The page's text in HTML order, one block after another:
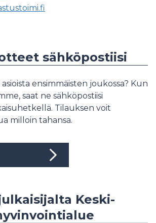
sähköpostiisi
ensimmäisten joukossa? Kun
saat ne sähköpostiisi
Tilauksen voit
milloin tahansa.
Keski-